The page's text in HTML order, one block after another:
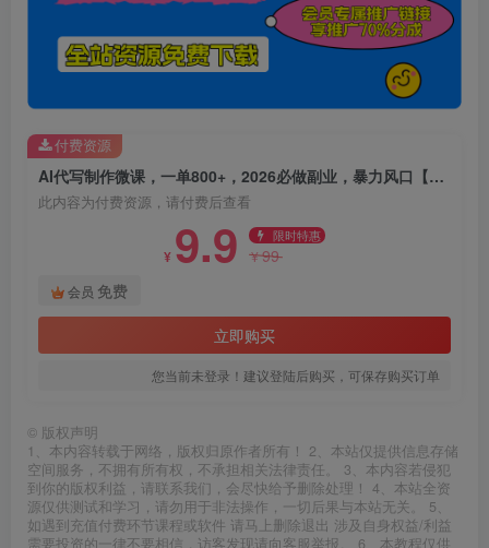
AI代写制作微课，一单800+，2026必做副业，暴力风口【附AI工具指令】
此内容为付费资源，请付费后查看
¥ 9.9 限时特惠
¥99
会员 免费
立即购买
您当前未登录！建议登陆后购买，可保存购买订单
付费资源
© 版权声明
1、本内容转载于网络，版权归原作者所有！ 2、本站仅提供信息存储
空间服务，不拥有所有权，不承担相关法律责任。 3、本内容若侵犯
到你的版权利益，请联系我们，会尽快给予删除处理！ 4、本站全资
源仅供测试和学习，请勿用于非法操作，一切后果与本站无关。 5、
如遇到充值付费环节课程或软件 请马上删除退出 涉及自身权益/利益
需要投资的一律不要相信，访客发现请向客服举报。 6、本教程仅供